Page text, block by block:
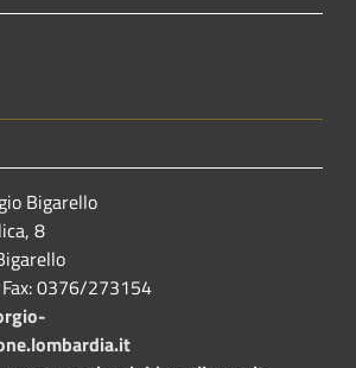
Bigarello
8
0376/273154